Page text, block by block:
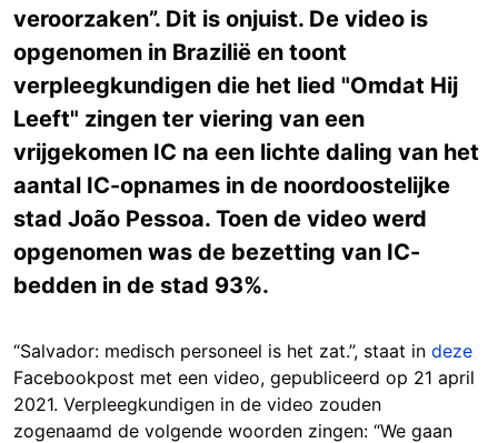
veroorzaken”. Dit is onjuist. De video is
opgenomen in Brazilië en toont
verpleegkundigen die het lied "Omdat Hij
Leeft" zingen ter viering van een
vrijgekomen IC na een lichte daling van het
aantal IC-opnames in de noordoostelijke
stad João Pessoa. Toen de video werd
opgenomen was de bezetting van IC-
bedden in de stad 93%.
“Salvador: medisch personeel is het zat.”, staat in deze
Facebookpost met een video, gepubliceerd op 21 april
2021. Verpleegkundigen in de video zouden
zogenaamd de volgende woorden zingen: “We gaan